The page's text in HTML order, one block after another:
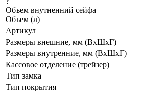
Объем внутненний сейфа
Объем (л)
Артикул
Размеры внешние, мм (ВхШхГ)
Размеры внутренние, мм (ВхШхГ)
Кассовое отделение (трейзер)
Тип замка
Тип покрытия